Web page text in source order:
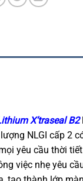
X’traseal B2
NLGI cấp 2
yêu cầu thời
việc nhẹ yêu